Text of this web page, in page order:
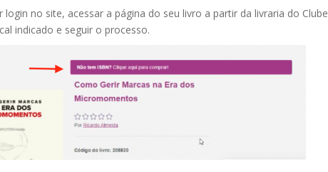
login no site, acessar a página do seu livro a partir da livraria do
indicado e seguir o processo.